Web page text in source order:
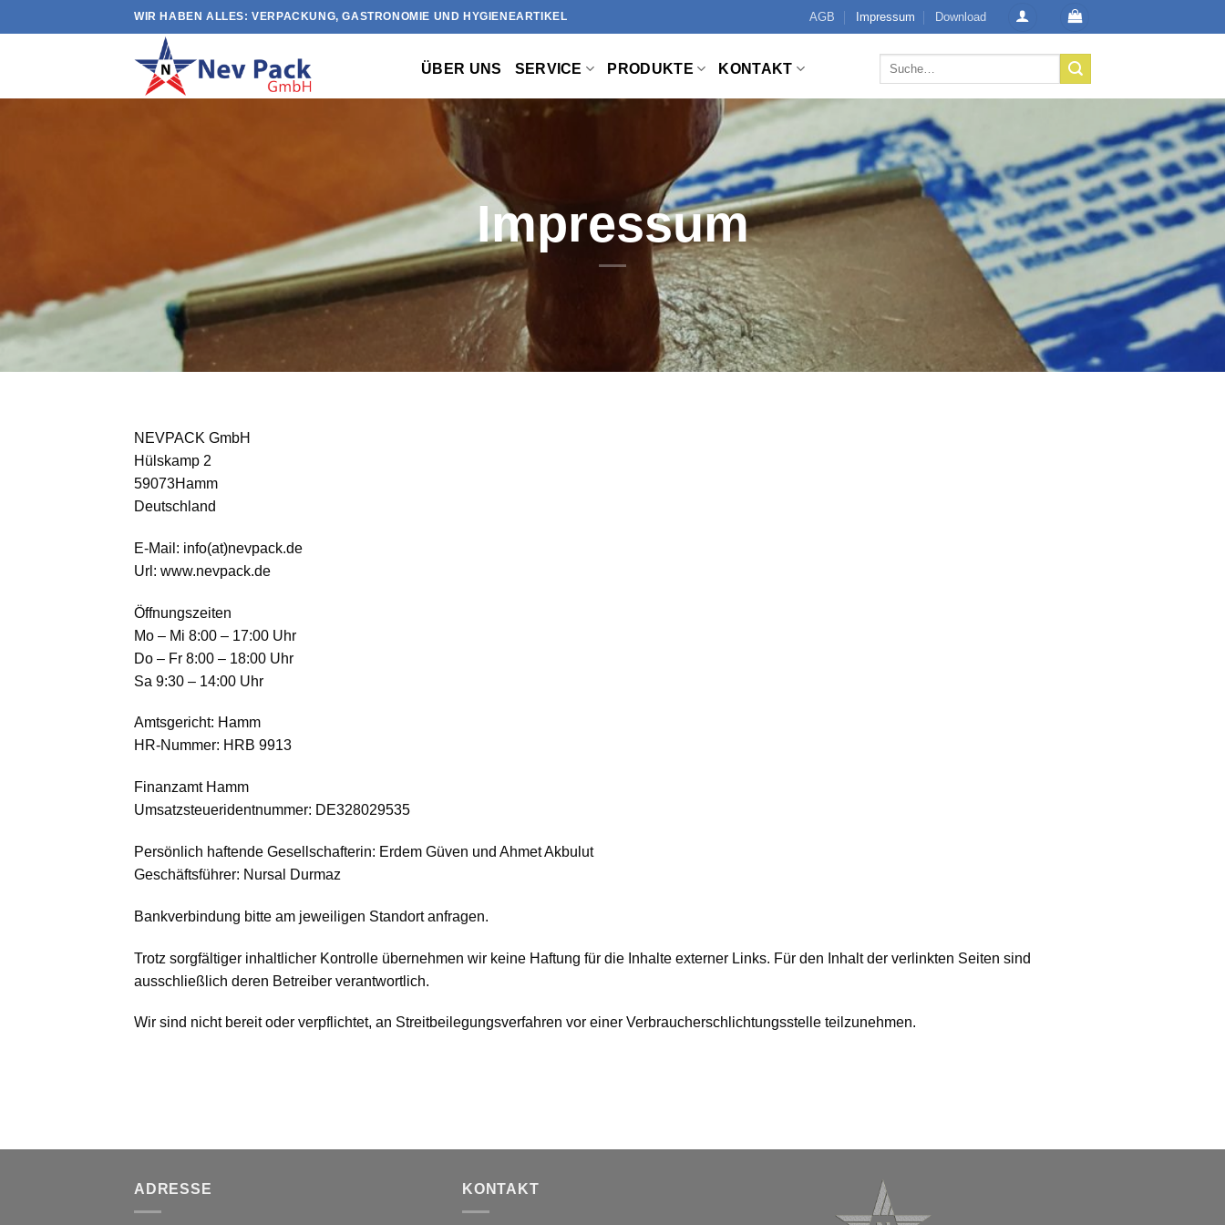
to
WIR HABEN ALLES: VERPACKUNG, GASTRONOMIE UND HYGIENEARTIKEL AGB Impressum Download
ÜBER UNS SERVICE PRODUKTE KONTAKT
Suche
Impressum
NEVPACK GmbH
Hülskamp 2
59073Hamm
Deutschland
E-Mail: info(at)nevpack.de
Url: www.nevpack.de
Öffnungszeiten
Mo – Mi 8:00 – 17:00 Uhr
Do – Fr 8:00 – 18:00 Uhr
Sa 9:30 – 14:00 Uhr
Amtsgericht: Hamm
HR-Nummer: HRB 9913
Finanzamt Hamm
Umsatzsteueridentnummer: DE328029535
Persönlich haftende Gesellschafterin: Erdem Güven und Ahmet Akbulut
Geschäftsführer: Nursal Durmaz
Bankverbindung bitte am jeweiligen Standort anfragen.
Trotz sorgfältiger inhaltlicher Kontrolle übernehmen wir keine Haftung für die Inhalte externer Links. Für den Inhalt der verlinkten Seiten sind
ausschließlich deren Betreiber verantwortlich.
Wir sind nicht bereit oder verpflichtet, an Streitbeilegungsverfahren vor einer Verbraucherschlichtungsstelle teilzunehmen.
ADRESSE KONTAKT